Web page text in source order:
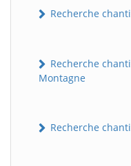
Recherche
Recherche
Montagne
Recherche